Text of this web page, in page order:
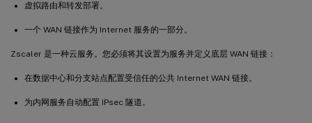
虚拟路由和转发部署。
一个 WAN 链接作为 Internet 服务的一部分。
Zscaler 是一种云服务。您必须将其设置为服务并定义底层 WAN 链接：
在数据中心和分支站点配置受信任的公共 Internet WAN 链接。
为内网服务自动配置 IPsec 隧道。